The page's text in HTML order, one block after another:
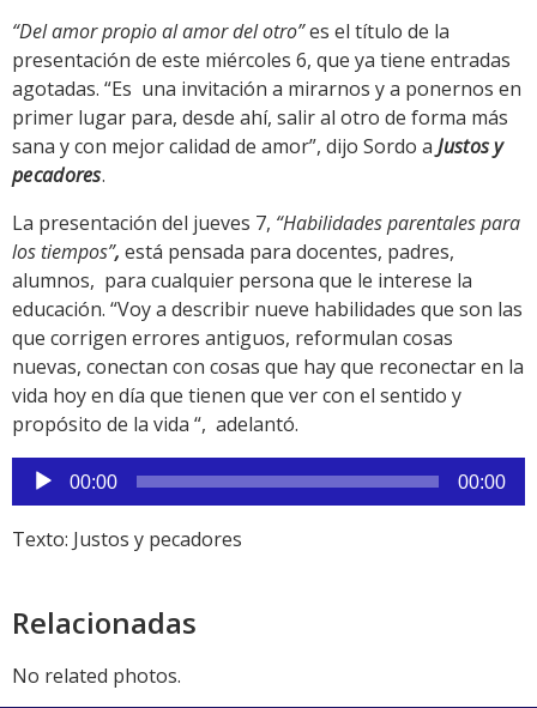
“Del amor propio al amor del otro”es el título de la
presentación de este miércoles 6, que ya tiene entradas
agotadas. “Es una invitación a mirarnos y a ponernos en
primer lugar para, desde ahí, salir al otro de forma más
sana y con mejor calidad de amor”, dijo Sordo a Justos y
pecadores.
La presentación del jueves 7, “Habilidades parentales para
los tiempos”, está pensada para docentes, padres,
alumnos, para cualquier persona que le interese la
educación. “Voy a describir nueve habilidades que son las
que corrigen errores antiguos, reformulan cosas
nuevas, conectan con cosas que hay que reconectar en la
vida hoy en día que tienen que ver con el sentido y
propósito de la vida “, adelantó.
Reproductor
de
audio
00:00 00:00
Texto: Justos y pecadores
Relacionadas
No related photos.